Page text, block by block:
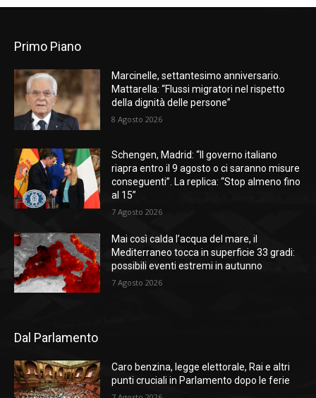
Primo Piano
Marcinelle, settantesimo anniversario.
Mattarella: “Flussi migratori nel rispetto
della dignità delle persone”
8 Agosto 2026
Schengen, Madrid: “Il governo italiano
riapra entro il 9 agosto o ci saranno misure
conseguenti”. La replica: “Stop almeno fino
al 15”
7 Agosto 2026
Mai così calda l’acqua del mare, il
Mediterraneo tocca in superficie 33 gradi:
possibili eventi estremi in autunno
7 Agosto 2026
Dal Parlamento
Caro benzina, legge elettorale, Rai e altri
punti cruciali in Parlamento dopo le ferie